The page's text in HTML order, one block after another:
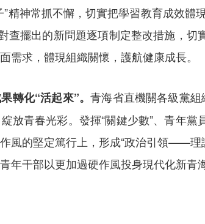
精神常抓不懈，切實把學習教育成效
查擺出的新問題逐項制定整改措施，切
需求，體現組織關懷，護航健康成長。
轉化“活起來”。青海省直機關各級黨
放青春光彩。發揮“關鍵少數”、青年
作風的堅定篤行上，形成“政治引領
年干部以更加過硬作風投身現代化新青